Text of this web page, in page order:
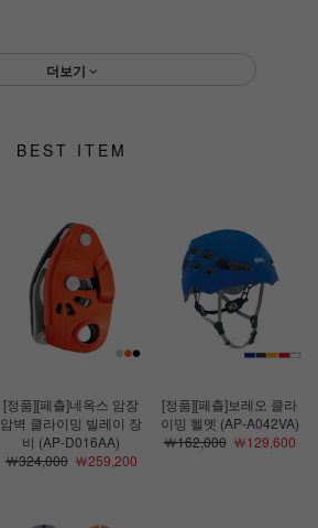
더보기
BEST ITEM
[정품][페츨]네옥스 암장
암벽 클라이밍 빌레이 장
비 (AP-D016AA)
￦324,000￦259,200
[정품][페츨]보레오 클라
이밍 헬멧 (AP-A042VA)
￦162,000￦129,600